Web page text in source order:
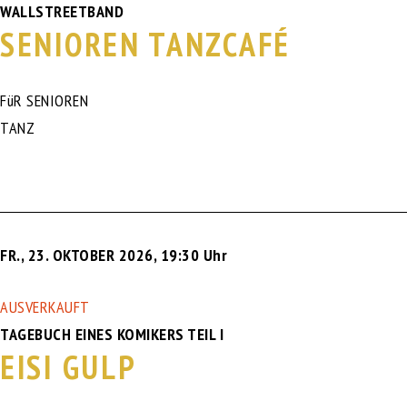
WALLSTREETBAND
SENIOREN TANZCAFÉ
FüR SENIOREN
TANZ
FR., 23. OKTOBER 2026, 19:30 Uhr
AUSVERKAUFT
TAGEBUCH EINES KOMIKERS TEIL I
EISI GULP